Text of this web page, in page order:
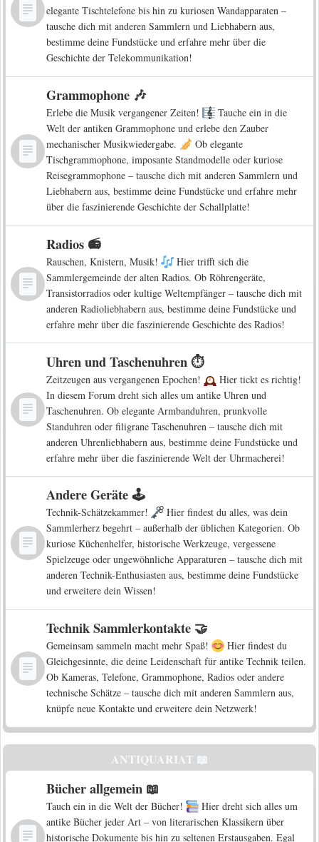
elegante Tischtelefone bis hin zu kuriosen Wandapparaten –
tausche dich mit anderen Sammlern und Liebhabern aus,
bestimme deine Fundstücke und erfahre mehr über die
Geschichte der Telekommunikation!
Grammophone 🎶
Erlebe die Musik vergangener Zeiten!
Tauche ein in die
Welt der antiken Grammophone und erlebe den Zauber
mechanischer Musikwiedergabe.
Ob elegante
Tischgrammophone, imposante Standmodelle oder kuriose
Reisegrammophone – tausche dich mit anderen Sammlern und
Liebhabern aus, bestimme deine Fundstücke und erfahre mehr
über die faszinierende Geschichte der Schallplatte!
Radios 📻
Rauschen, Knistern, Musik!
Hier trifft sich die
Sammlergemeinde der alten Radios. Ob Röhrengeräte,
Transistorradios oder kultige Weltempfänger – tausche dich mit
anderen Radioliebhabern aus, bestimme deine Fundstücke und
erfahre mehr über die faszinierende Geschichte des Radios!
Uhren und Taschenuhren ⏱️
Zeitzeugen aus vergangenen Epochen!
Hier tickt es richtig!
In diesem Forum dreht sich alles um antike Uhren und
Taschenuhren. Ob elegante Armbanduhren, prunkvolle
Standuhren oder filigrane Taschenuhren – tausche dich mit
anderen Uhrenliebhabern aus, bestimme deine Fundstücke und
erfahre mehr über die faszinierende Welt der Uhrmacherei!
Andere Geräte 🕹️
Technik-Schätzekammer!
Hier findest du alles, was dein
Sammlerherz begehrt – außerhalb der üblichen Kategorien. Ob
kuriose Küchenhelfer, historische Werkzeuge, vergessene
Spielzeuge oder ungewöhnliche Apparaturen – tausche dich mit
anderen Technik-Enthusiasten aus, bestimme deine Fundstücke
und erweitere dein Wissen!
Technik Sammlerkontakte 🤝
Gemeinsam sammeln macht mehr Spaß!
Hier findest du
Gleichgesinnte, die deine Leidenschaft für antike Technik teilen.
Ob Kameras, Telefone, Grammophone, Radios oder andere
technische Schätze – tausche dich mit anderen Sammlern aus,
knüpfe neue Kontakte und erweitere dein Netzwerk!
ANTIQUARIAT 📖
Bücher allgemein 📖
Tauch ein in die Welt der Bücher!
Hier dreht sich alles um
antike Bücher jeder Art – von literarischen Klassikern über
historische Dokumente bis hin zu seltenen Erstausgaben. Egal